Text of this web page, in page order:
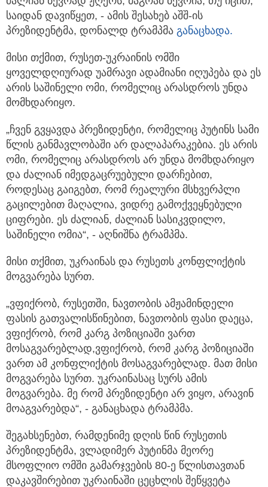
საიდან დავიწყეთ, - ამის შესახებ აშშ-ის
პრეზიდენტმა, დონალდ ტრამპმა განაცხადა.
მისი თქმით, რუსეთ-უკრაინის ომში
ყოველდღიურად უამრავი ადამიანი იღუპება და ეს
არის საშინელი ომი, რომელიც არასდროს უნდა
მომხდარიყო.
„ჩვენ გვყავდა პრეზიდენტი, რომელიც პუტინს სამი
წლის განმავლობაში არ დალაპარაკებია. ეს არის
ომი, რომელიც არასდროს არ უნდა მომხდარიყო
და ძალიან იმედგაცრუებული დარჩებით,
როდესაც გაიგებთ, რომ რეალური მსხვერპლი
გაცილებით მაღალია, ვიდრე გამოქვეყნებული
ციფრები. ეს ძალიან, ძალიან სასიკვდილო,
საშინელი ომია“, - აღნიშნა ტრამპმა.
მისი თქმით, უკრაინას და რუსეთს კონფლიქტის
მოგვარება სურთ.
„ვფიქრობ, რუსეთში, ნავთობის ამჟამინდელი
ფასის გათვალისწინებით, ნავთობის ფასი დაეცა,
ვფიქრობ, რომ კარგ პოზიციაში ვართ
მოსაგვარებლად,ვფიქრობ, რომ კარგ პოზიციაში
ვართ ამ კონფლიქტის მოსაგვარებლად. მათ მისი
მოგვარება სურთ. უკრაინასაც სურს ამის
მოგვარება. მე რომ პრეზიდენტი არ ვიყო, არავინ
მოაგვარებდა“, - განაცხადა ტრამპმა.
შეგახსენებთ, რამდენიმე დღის წინ რუსეთის
პრეზიდენტმა, ვლადიმერ პუტინმა მეორე
მსოფლიო ომში გამარჯვების 80-ე წლისთავთან
დაკავშირებით უკრაინაში ცეცხლის შეწყვეტა